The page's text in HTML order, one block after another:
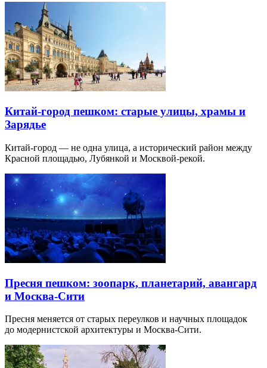
Китай-город пешком: старые улицы, храмы и
Зарядье
Китай-город — не одна улица, а исторический район между
Красной площадью, Лубянкой и Москвой-рекой.
Пресня пешком: зоопарк, планетарий, авангард
и Москва-Сити
Пресня меняется от старых переулков и научных площадок
до модернистской архитектуры и Москва-Сити.